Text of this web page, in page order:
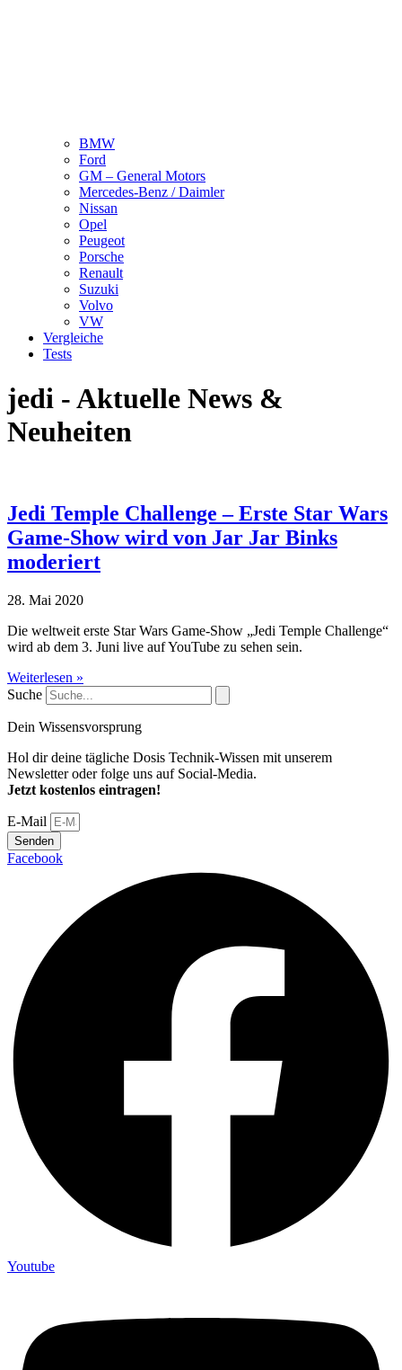
BMW
Ford
GM – General Motors
Mercedes-Benz / Daimler
Nissan
Opel
Peugeot
Porsche
Renault
Suzuki
Volvo
VW
Vergleiche
Tests
jedi - Aktuelle News &
Neuheiten
Jedi Temple Challenge – Erste Star Wars
Game-Show wird von Jar Jar Binks
moderiert
28. Mai 2020
Die weltweit erste Star Wars Game-Show „Jedi Temple Challenge“
wird ab dem 3. Juni live auf YouTube zu sehen sein.
Weiterlesen »
Suche
Dein Wissensvorsprung
Hol dir deine tägliche Dosis Technik-Wissen mit unserem
Newsletter oder folge uns auf Social-Media.
Jetzt kostenlos eintragen!
E-Mail
Senden
Facebook
Youtube